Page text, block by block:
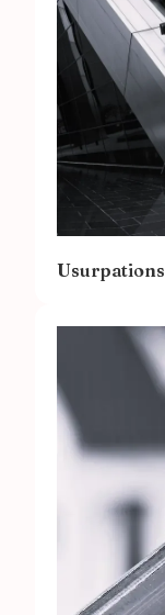
Usurpations